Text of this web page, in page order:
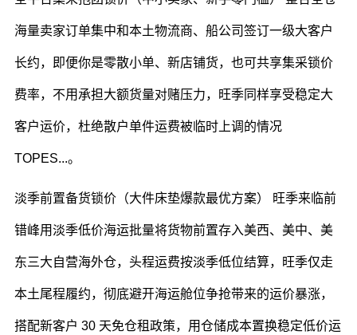
海量卖家订单集中和本土物流商、船公司签订一级大客户
长约，即便你是零散小单、新店铺货，也可共享集采锁价
费率，不用承担大额货量对赌压力，旺季同样享受稳定大
客户运价，杜绝散户单件运费被临时上调的情况
TOPES...。
淡季前置备货锁价（大件床垫爆款最优方案） 旺季来临前
错峰用淡季低价海运批量将货物前置存入美西、美中、美
东三大自营海外仓，头程运费按淡季低位结算，旺季仅走
本土尾程履约，彻底避开海运舱位争抢带来的运价暴涨，
搭配新客户 30 天免仓租政策，用仓储成本置换稳定低价运